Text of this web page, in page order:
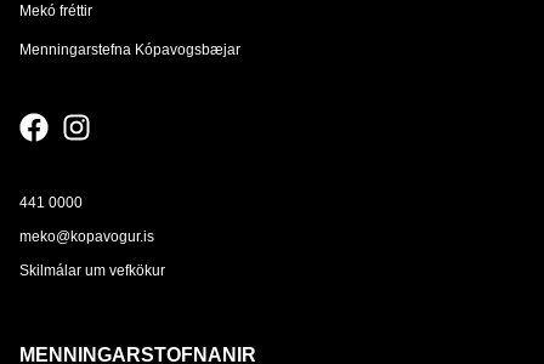
Mekó fréttir
Menningarstefna Kópavogsbæjar
441 0000
meko@kopavogur.is
Skilmálar um vefkökur
MENNINGARSTOFNANIR